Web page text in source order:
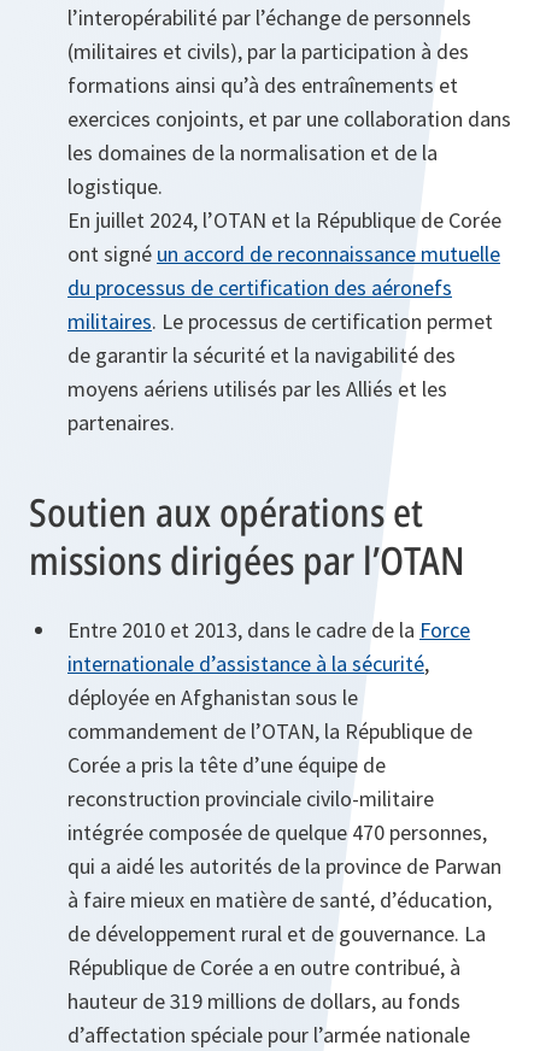
l’interopérabilité par l’échange de personnels
(militaires et civils), par la participation à des
formations ainsi qu’à des entraînements et
exercices conjoints, et par une collaboration dans
les domaines de la normalisation et de la
logistique.
En juillet 2024, l’OTAN et la République de Corée
ont signé un accord de reconnaissance mutuelle
du processus de certification des aéronefs
militaires. Le processus de certification permet
de garantir la sécurité et la navigabilité des
moyens aériens utilisés par les Alliés et les
partenaires.
Soutien aux opérations et
missions dirigées par l’OTAN
Entre 2010 et 2013, dans le cadre de la Force
internationale d’assistance à la sécurité,
déployée en Afghanistan sous le
commandement de l’OTAN, la République de
Corée a pris la tête d’une équipe de
reconstruction provinciale civilo-militaire
intégrée composée de quelque 470 personnes,
qui a aidé les autorités de la province de Parwan
à faire mieux en matière de santé, d’éducation,
de développement rural et de gouvernance. La
République de Corée a en outre contribué, à
hauteur de 319 millions de dollars, au fonds
d’affectation spéciale pour l’armée nationale